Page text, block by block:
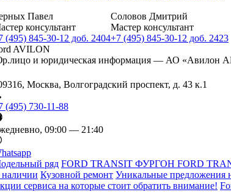
Павел
консультант
(495) 845-30-12 доб. 2404
Соловов Дмитрий
Мастер консультант
+7 (495) 845-30-12 доб. 2423
AVILON
и юридическая информация — АО «Авилон
Москва, Волгоградский проспект, д. 43 к.1
(495) 730-11-88
09:00 — 21:40
ряд FORD TRANSIT ФУРГОН FORD
Кузовной ремонт Уникальные предложения
сервиса на которые стоит обратить внимание!